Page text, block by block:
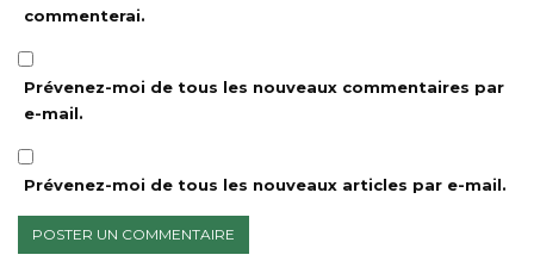
commenterai.
Prévenez-moi de tous les nouveaux commentaires par
e-mail.
Prévenez-moi de tous les nouveaux articles par e-mail.